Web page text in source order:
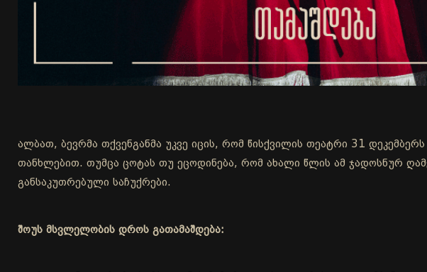
ალბათ, ბევრმა თქვენგანმა უკვე იცის, რომ წისქვილის თეატრი 31
თანხლებით. თუმცა ცოტას თუ ეცოდინება, რომ ახალი წლის ამ ჯადოსნურ
განსაკუთრებული საჩუქრები.
შოუს მსვლელობის დროს გათამაშდება: